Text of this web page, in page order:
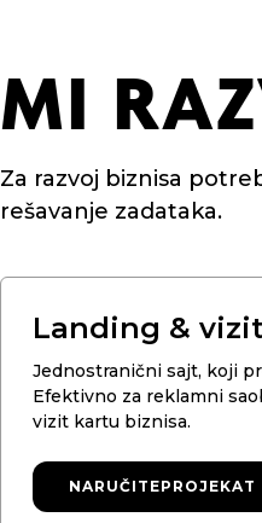
MI
Za razvoj biznisa
rešavanje zadataka.
Landing &
Jednostranični sajt, koji
Efektivno za reklamni
vizit kartu biznisa.
NARUČITEPROJEKAT
NARUČITEPROJEKAT